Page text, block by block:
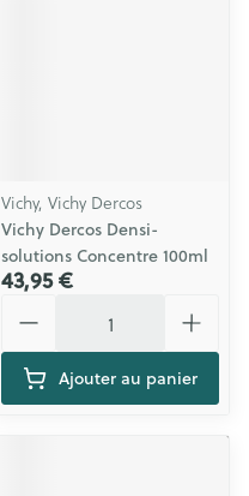
Vichy, Vichy Dercos
Vichy Dercos Densi-
solutions Concentre 100ml
43,95 €
Ajouter au panier